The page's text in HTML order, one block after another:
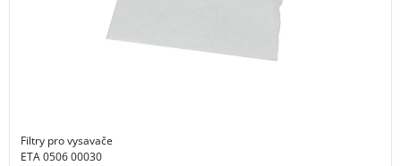
Filtry pro vysavače
ETA 0506 00030